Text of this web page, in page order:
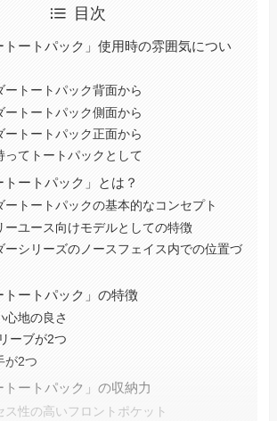
目次
トートパック」使用時の雰囲気につい
ートートパック背面から
ートートパック側面から
ートートパック正面から
ってトートパックとして
トートパック」とは？
ートートパックの基本的なコンセプト
ーユース向けモデルとしての特徴
ーシリーズのノースフェイス内での位置づ
トートパック」の特徴
心地の良さ
ーブが2つ
が2つ
トートパック」の収納力
ス性の高いフロントポケット